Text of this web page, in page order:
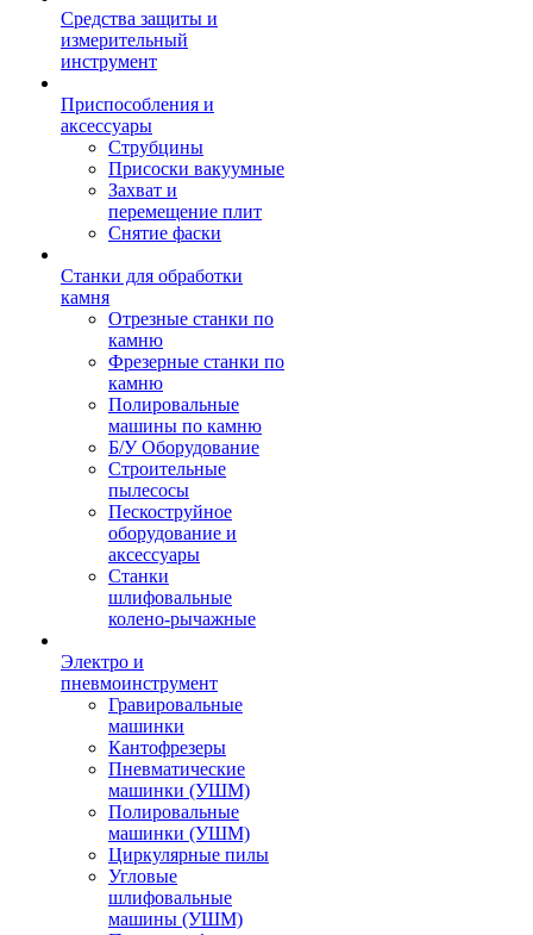
Средства защиты и
измерительный
инструмент
Приспособления и
аксессуары
Струбцины
Присоски вакуумные
Захват и
перемещение плит
Снятие фаски
Станки для обработки
камня
Отрезные станки по
камню
Фрезерные станки по
камню
Полировальные
машины по камню
Б/У Оборудование
Строительные
пылесосы
Пескоструйное
оборудование и
аксессуары
Станки
шлифовальные
колено-рычажные
Электро и
пневмоинструмент
Гравировальные
машинки
Кантофрезеры
Пневматические
машинки (УШМ)
Полировальные
машинки (УШМ)
Циркулярные пилы
Угловые
шлифовальные
машины (УШМ)